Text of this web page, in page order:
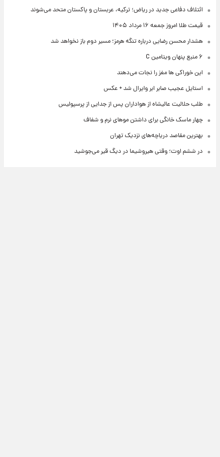
ائتلاف دفاعی جدید در ریاض؛ ترکیه، عربستان و پاکستان متحد می‌شوند
قیمت طلا امروز جمعه ۱۶ مرداد ۱۴۰۵
هشدار محسن رضایی درباره تنگه هرمز؛ مسیر دوم باز نخواهد شد
۶ منبع پنهان ویتامین C
این خوراکی ها مغز را نجات می‌دهند
استایل عجیب صابر ابر وایرال شد + عکس
طلب حلالیت عالیشاه از هواداران پس از جدایی از پرسپولیس
چهار ماسک خانگی برای داشتن موهای نرم و شفاف
بهترین مقاصد دریاچه‌های نزدیک تهران
در ششم اوت؛ وقتی هیروشیما در دیگ قیر می‌جوشید